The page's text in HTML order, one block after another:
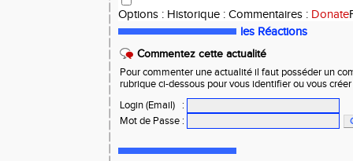
Options : Historique : Commentaires : Donate
les Réactions
Commentez cette actualité
Pour commenter une actualité il faut posséder un
rubrique ci-dessous pour vous identifier ou vous
Login (Email)
:
Mot de Passe :